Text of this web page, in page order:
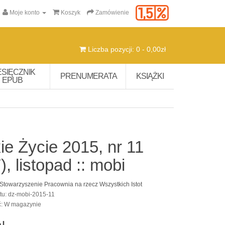
Moje konto Koszyk Zamówienie
Liczba pozycji: 0 - 0,00zł
EPUB
PRENUMERATA KSIĄŻKI
Życie 2015, nr 11
listopad :: mobi
Stowarzyszenie Pracownia na rzecz Wszystkich Istot
dz-mobi-2015-11
W magazynie